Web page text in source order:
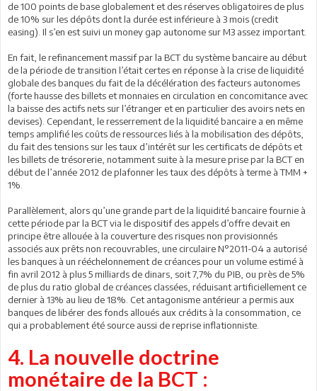
de 100 points de base globalement et des réserves obligatoires de plus
de 10% sur les dépôts dont la durée est inférieure à 3 mois (credit
easing). Il s’en est suivi un money gap autonome sur M3 assez important.
En fait, le refinancement massif par la BCT du système bancaire au début
de la période de transition l’était certes en réponse à la crise de liquidité
globale des banques du fait de la décélération des facteurs autonomes
(forte hausse des billets et monnaies en circulation en concomitance avec
la baisse des actifs nets sur l’étranger et en particulier des avoirs nets en
devises). Cependant, le resserrement de la liquidité bancaire a en même
temps amplifié les coûts de ressources liés à la mobilisation des dépôts,
du fait des tensions sur les taux d’intérêt sur les certificats de dépôts et
les billets de trésorerie, notamment suite à la mesure prise par la BCT en
début de l’année 2012 de plafonner les taux des dépôts à terme à TMM +
1%.
Parallèlement, alors qu’une grande part de la liquidité bancaire fournie à
cette période par la BCT via le dispositif des appels d’offre devait en
principe être allouée à la couverture des risques non provisionnés
associés aux prêts non recouvrables, une circulaire N°2011-04 a autorisé
les banques à un rééchelonnement de créances pour un volume estimé à
fin avril 2012 à plus 5 milliards de dinars, soit 7,7% du PIB, ou près de 5%
de plus du ratio global de créances classées, réduisant artificiellement ce
dernier à 13% au lieu de 18%. Cet antagonisme antérieur a permis aux
banques de libérer des fonds alloués aux crédits à la consommation, ce
qui a probablement été source aussi de reprise inflationniste.
4. La nouvelle doctrine
monétaire de la BCT :